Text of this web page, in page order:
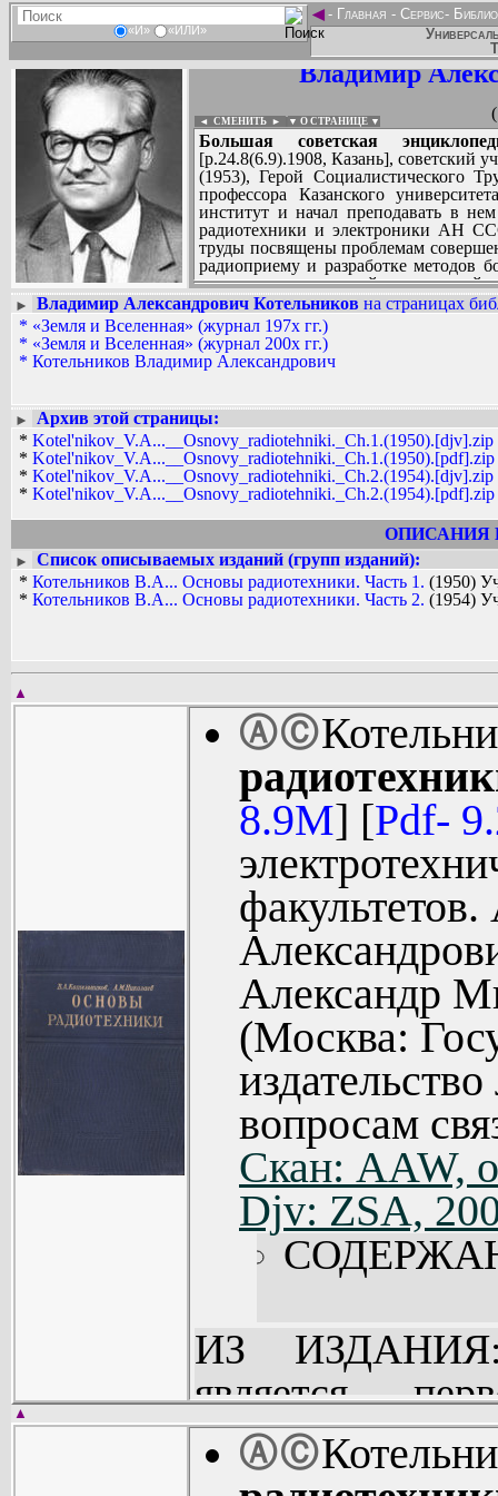
«И» «ИЛИ»
◄- Главная - Сервис-
Владимир
◄ СМЕНИТЬ ► ▼ О СТРАНИЦЕ ▼
Большая советская
[р.24.8(6.9).1908, Казань], советский
(1953), Герой Социалистического
профессора Казанского
институт и начал преподавать в
радиотехники и электроники АН
труды посвящены проблемам
радиоприему и разработке методов
теории потенциальной
работы по радиолокации Марса,
института инженеров по
Чехословацкой АН (1965), почетный
училища в Праге (1967).
(1964). Награжден 4 орденами
Вадим Ершов...
AAW, ZSA...
► Владимир Александрович Котельников на страницах
* «Земля и Вселенная» (журнал 197x гг.)
* «Земля и Вселенная» (журнал 200x гг.)
* Котельников Владимир Александрович
►
Архив этой страницы:
* Kotel'nikov_V.A...__Osnovy_radiotehniki._Ch.1.(1950).[djv].zip
* Kotel'nikov_V.A...__Osnovy_radiotehniki._Ch.1.(1950).[pdf].zip
* Kotel'nikov_V.A...__Osnovy_radiotehniki._Ch.2.(1954).[djv].zip
* Kotel'nikov_V.A...__Osnovy_radiotehniki._Ch.2.(1954).[pdf].zip
ОПИСАНИЯ
►
Список описываемых изданий (групп изданий):
* Котельников В.А... Основы радиотехники. Часть 1. (1950)
* Котельников В.А... Основы радиотехники. Часть 2. (1954)
▲
ⒶⒸ
8.9M] [Pdf-
Александр
(Москва:
вопросам
Скан: AAW,
Djv: ZSA,
ИЗ ИЗДАНИЯ:
является
«Основы
течение
▲
ⒶⒸ